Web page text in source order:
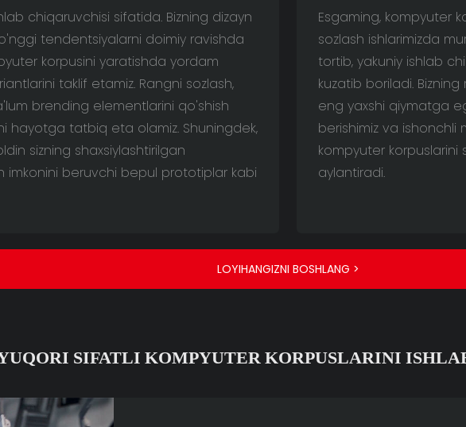
chiqaruvchisi sifatida. Bizning dizayn
tendentsiyalarni doimiy ravishda
korpusini yaratishda yordam
taklif etamiz. Rangni sozlash,
brending elementlarini qo'shish
hayotga tatbiq eta olamiz. Shuningdek,
sizning shaxsiylashtirilgan
imkonini beruvchi bepul prototiplar kabi
Esgaming, kompyuter
sozlash ishlarimizda
tortib, yakuniy ishlab
kuzatib boriladi.
eng yaxshi qiymatga
berishimiz va ishonchli
kompyuter
aylantiradi.
LOYIHANGIZNI BOSHLANG >
SIFATLI KOMPYUTER KORPUSLARINI